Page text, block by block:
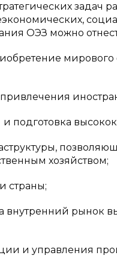
задач
ОЭЗ можно
мирового
хозяйством;
страны;
рынок
и управления